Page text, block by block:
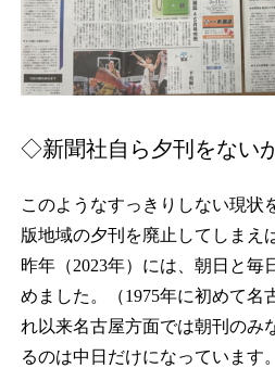
◇新聞社自ら夕刊をない
このようなすっきりしない現状
版地域の夕刊を廃止してしまえ
昨年（2023年）には、朝日と毎
めました。（1975年に初めて名
れ以来名古屋方面では朝刊のみ
るのは中日だけになっています